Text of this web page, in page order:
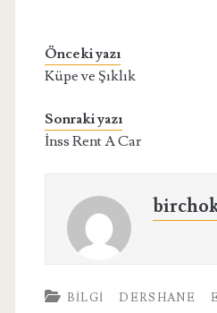
Önceki yazı
Küpe ve Şıklık
Sonraki yazı
İnss Rent A Car
BILGI DERSHANE